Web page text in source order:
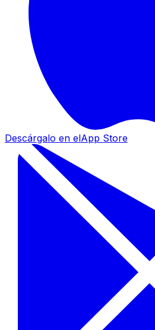
Descárgalo en elApp Store